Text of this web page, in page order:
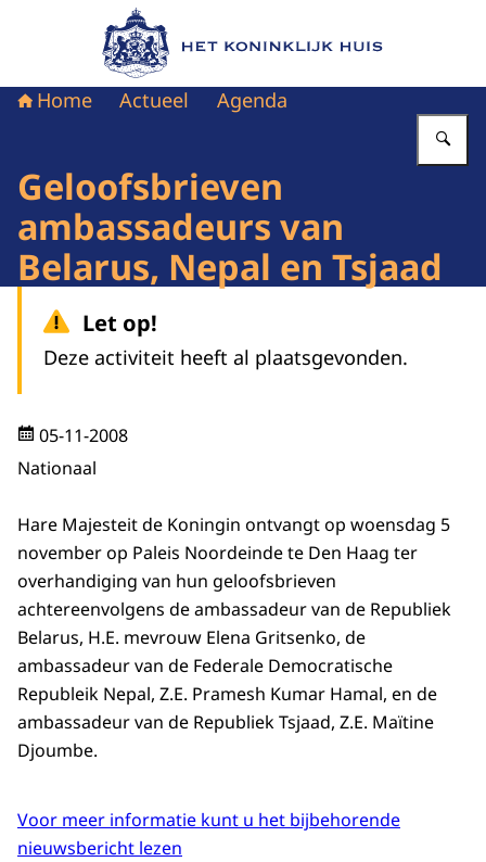
Naar de homepage van Het Koninklijk Huis
Home Actueel Agenda
Geloofsbrieven
ambassadeurs van
Belarus, Nepal en Tsjaad
Let op!
Deze activiteit heeft al plaatsgevonden.
05-11-2008
Nationaal
Hare Majesteit de Koningin ontvangt op woensdag 5
november op Paleis Noordeinde te Den Haag ter
overhandiging van hun geloofsbrieven
achtereenvolgens de ambassadeur van de Republiek
Belarus, H.E. mevrouw Elena Gritsenko, de
ambassadeur van de Federale Democratische
Republeik Nepal, Z.E. Pramesh Kumar Hamal, en de
ambassadeur van de Republiek Tsjaad, Z.E. Maïtine
Djoumbe.
Voor meer informatie kunt u het bijbehorende
nieuwsbericht lezen